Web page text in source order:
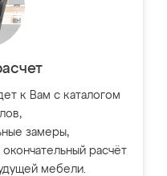
к Вам с каталогом
замеры,
расчёт
мебели.